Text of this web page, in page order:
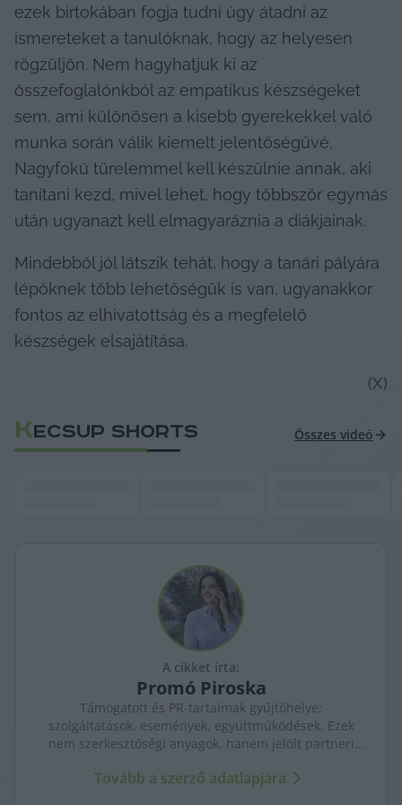
ezek birtokában fogja tudni úgy átadni az
ismereteket a tanulóknak, hogy az helyesen
rögzüljön. Nem hagyhatjuk ki az
összefoglalónkból az empatikus készségeket
sem, ami különösen a kisebb gyerekekkel való
munka során válik kiemelt jelentőségűvé.
Nagyfokú türelemmel kell készülnie annak, aki
tanítani kezd, mivel lehet, hogy többször egymás
után ugyanazt kell elmagyaráznia a diákjainak.
Mindebből jól látszik tehát, hogy a tanári pályára
lépőknek több lehetőségük is van, ugyanakkor
fontos az elhivatottság és a megfelelő
készségek elsajátítása.
(X)
KECSUP SHORTS Összes videó
A cikket írta:
Promó Piroska
Támogatott és PR-tartalmak gyűjtőhelye:
szolgáltatások, események, együttműködések. Ezek
nem szerkesztőségi anyagok, hanem jelölt partneri
újságírásától.
Tovább a szerző adatlapjára